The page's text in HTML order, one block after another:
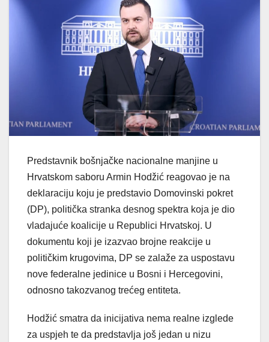
Predstavnik bošnjačke nacionalne manjine u
Hrvatskom saboru Armin Hodžić reagovao je na
deklaraciju koju je predstavio Domovinski pokret
(DP), politička stranka desnog spektra koja je dio
vladajuće koalicije u Republici Hrvatskoj. U
dokumentu koji je izazvao brojne reakcije u
političkim krugovima, DP se zalaže za uspostavu
nove federalne jedinice u Bosni i Hercegovini,
odnosno takozvanog trećeg entiteta.
Hodžić smatra da inicijativa nema realne izglede
za uspjeh te da predstavlja još jedan u nizu